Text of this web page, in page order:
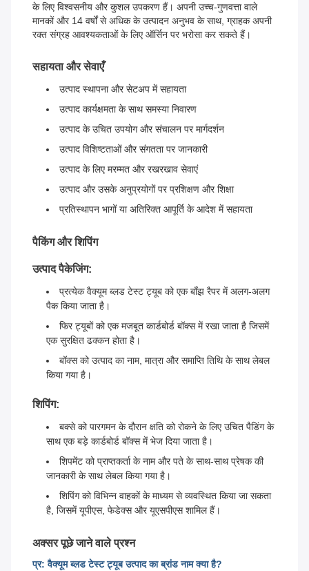
के लिए विश्वसनीय और कुशल उपकरण हैं। अपनी उच्च-गुणवत्ता वाले
मानकों और 14 वर्षों से अधिक के उत्पादन अनुभव के साथ, ग्राहक अपनी
रक्त संग्रह आवश्यकताओं के लिए ऑर्सिन पर भरोसा कर सकते हैं।
सहायता और सेवाएँ
उत्पाद स्थापना और सेटअप में सहायता
उत्पाद कार्यक्षमता के साथ समस्या निवारण
उत्पाद के उचित उपयोग और संचालन पर मार्गदर्शन
उत्पाद विशिष्टताओं और संगतता पर जानकारी
उत्पाद के लिए मरम्मत और रखरखाव सेवाएं
उत्पाद और उसके अनुप्रयोगों पर प्रशिक्षण और शिक्षा
प्रतिस्थापन भागों या अतिरिक्त आपूर्ति के आदेश में सहायता
पैकिंग और शिपिंग
उत्पाद पैकेजिंग:
प्रत्येक वैक्यूम ब्लड टेस्ट ट्यूब को एक बाँझ रैपर में अलग-अलग
पैक किया जाता है।
फिर ट्यूबों को एक मजबूत कार्डबोर्ड बॉक्स में रखा जाता है जिसमें
एक सुरक्षित ढक्कन होता है।
बॉक्स को उत्पाद का नाम, मात्रा और समाप्ति तिथि के साथ लेबल
किया गया है।
शिपिंग:
बक्से को पारगमन के दौरान क्षति को रोकने के लिए उचित पैडिंग के
साथ एक बड़े कार्डबोर्ड बॉक्स में भेज दिया जाता है।
शिपमेंट को प्राप्तकर्ता के नाम और पते के साथ-साथ प्रेषक की
जानकारी के साथ लेबल किया गया है।
शिपिंग को विभिन्न वाहकों के माध्यम से व्यवस्थित किया जा सकता
है, जिसमें यूपीएस, फेडेक्स और यूएसपीएस शामिल हैं।
अक्सर पूछे जाने वाले प्रश्न
प्र: वैक्यूम ब्लड टेस्ट ट्यूब उत्पाद का ब्रांड नाम क्या है?